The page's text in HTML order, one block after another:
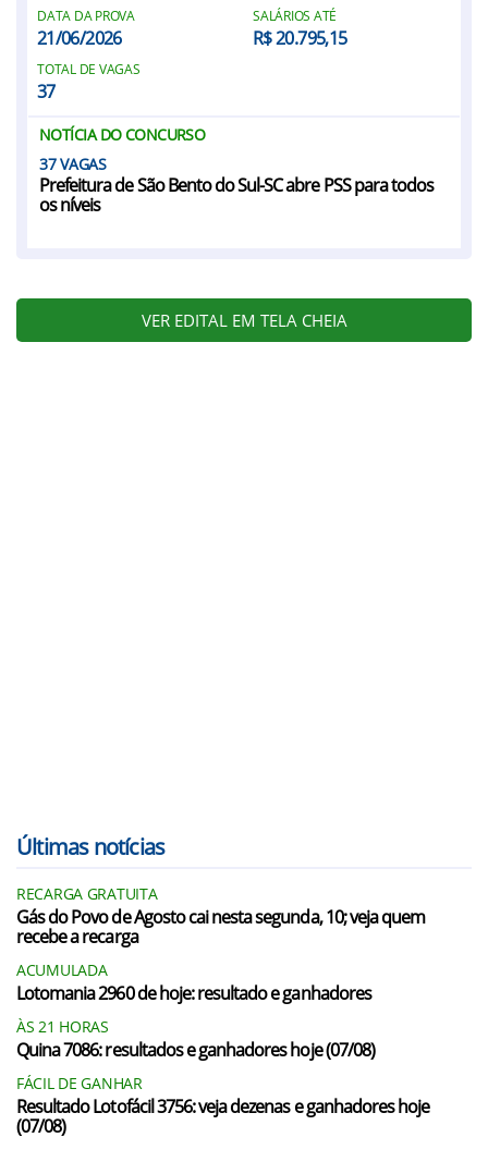
DATA DA PROVA
21/06/2026
SALÁRIOS ATÉ
R$ 20.795,15
TOTAL DE VAGAS
37
NOTÍCIA DO CONCURSO
37
Prefeitura de São Bento do Sul-SC abre PSS para todos
os níveis
VER EDITAL EM TELA CHEIA
Últimas notícias
RECARGA GRATUITA
Gás do Povo de Agosto cai nesta segunda, 10; veja quem
recebe a recarga
ACUMULADA
Lotomania 2960 de hoje: resultado e ganhadores
ÀS 21 HORAS
Quina 7086: resultados e ganhadores hoje (07/08)
FÁCIL DE GANHAR
Resultado Lotofácil 3756: veja dezenas e ganhadores hoje
(07/08)